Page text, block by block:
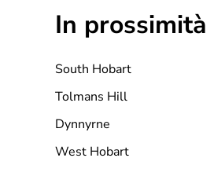
In prossimità
South Hobart
Tolmans Hill
Dynnyrne
West Hobart